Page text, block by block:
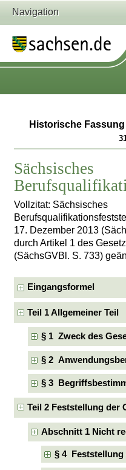
Navigation
Historische Fassung
Sächsisches
Vollzitat: Sächsisches
17. Dezember 2013
durch Artikel 1 des
(SächsGVBl. S. 733)
Eingangsformel
Teil 1 Allgemeiner Teil
§ 1 Zweck des
§ 2
§ 3
Teil 2 Feststellung der
Abschnitt 1 Nicht
§ 4